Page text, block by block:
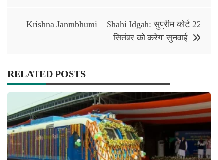
Krishna Janmbhumi – Shahi Idgah: सुप्रीम कोर्ट 22
सितंबर को करेगा सुनवाई
RELATED POSTS